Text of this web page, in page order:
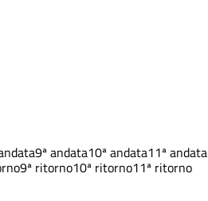
9ª andata10ª andata11ª andata
9ª ritorno10ª ritorno11ª ritorno